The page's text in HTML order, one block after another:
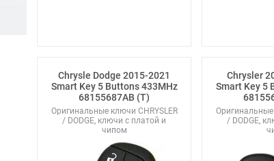
Chrysle Dodge 2015-2021
Smart Key 5 Buttons 433MHz
68155687AB (T)
Оригинальные ключи CHRYSLER
/ DODGE, ключи с платой и
чипом
Chrysler
Smart Key 5
Оригинальные
/ DODGE,